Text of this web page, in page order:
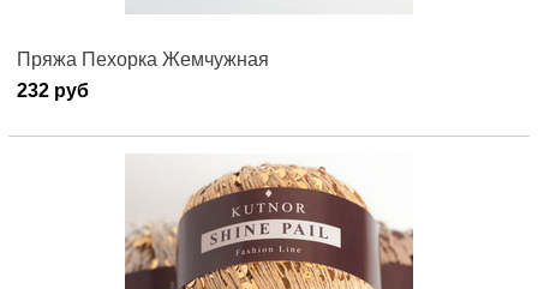
Пряжа Пехорка Жемчужная
232 руб